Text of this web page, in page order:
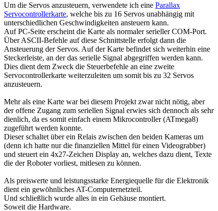
Um die Servos anzusteuern, verwendete ich eine Parallax
Servocontrollerkarte, welche bis zu 16 Servos unabhängig mit
unterschiedlichen Geschwindigkeiten ansteuern kann.
Auf PC-Seite erscheint die Karte als normaler serieller COM-Port.
Über ASCII-Befehle auf diese Schnittstelle erfolgt dann die
Ansteuerung der Servos. Auf der Karte befindet sich weiterhin eine
Steckerleiste, an der das serielle Signal abgegriffen werden kann.
Dies dient dem Zweck die Steuerbefehle an eine zweite
Servocontrollerkarte weiterzuleiten um somit bis zu 32 Servos
anzusteuern.
Mehr als eine Karte war bei diesem Projekt zwar nicht nötig, aber
der offene Zugang zum seriellen Signal erwies sich dennoch als sehr
dienlich, da es somit einfach einem Mikrocontroller (ATmega8)
zugeführt werden konnte.
Dieser schaltet über ein Relais zwischen den beiden Kameras um
(denn ich hatte nur die finanziellen Mittel für einen Videograbber)
und steuert ein 4x27-Zeichen Display an, welches dazu dient, Texte
die der Roboter vorliest, mitlesen zu können.
Als preiswerte und leistungsstarke Energiequelle für die Elektronik
dient ein gewöhnliches AT-Computernetzteil.
Und schließlich wurde alles in ein Gehäuse montiert.
Soweit die Hardware.